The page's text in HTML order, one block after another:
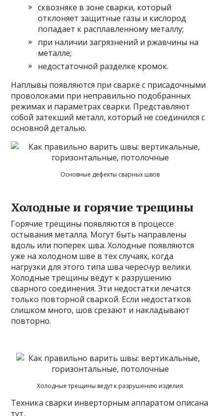
сквозняке в зоне сварки, который
отклоняет защитные газы и кислород
попадает к расплавленному металлу;
при наличии загрязнений и ржавчины на
металле;
недостаточной разделке кромок.
Наплывы появляются при сварке с присадочными
проволоками при неправильно подобранных
режимах и параметрах сварки. Представляют
собой затекший металл, который не соединился с
основной деталью.
Основные дефекты сварных швов
Холодные и горячие трещины
Горячие трещины появляются в процессе
остывания металла. Могут быть направлены
вдоль или поперек шва. Холодные появляются
уже на холодном шве в тех случаях, когда
нагрузки для этого типа шва чересчур велики.
Холодные трещины ведут к разрушению
сварного соединения. Эти недостатки лечатся
только повторной сваркой. Если недостатков
слишком много, шов срезают и накладывают
повторно.
Холодные трещины ведут к разрушению изделия
Техника сварки инверторным аппаратом описана
тут.